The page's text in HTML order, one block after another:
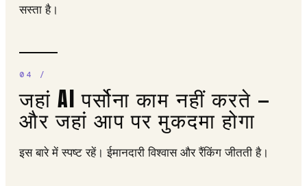
सस्ता है।
जहां AI पर्सोना काम नहीं करते —
और जहां आप पर मुकदमा होगा
इस बारे में स्पष्ट रहें। ईमानदारी विश्वास और रैंकिंग जीतती है।